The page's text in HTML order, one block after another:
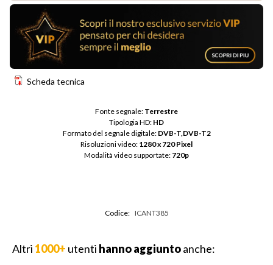
Scheda tecnica
Fonte segnale: Terrestre
Tipologia HD: HD
Formato del segnale digitale: DVB-T,DVB-T2
Risoluzioni video: 1280 x 720 Pixel
Modalità video supportate: 720p
Codice: ICANT385
Altri 1000+ utenti hanno aggiuntoanche: